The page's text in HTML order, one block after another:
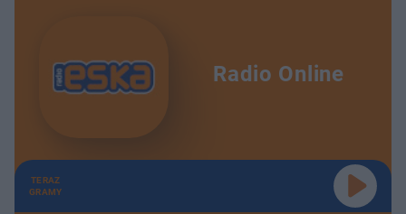
Radio Online
TERAZ
GRAMY